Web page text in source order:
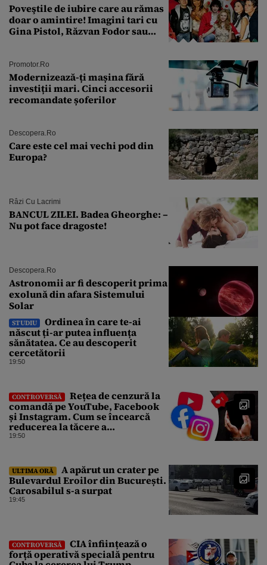
Poveştile de iubire care au rămas
doar o amintire! Imagini tari cu
Gina Pistol, Răzvan Fodor sau
Promotor.ro
Modernizează-ți mașina fără
investiții mari. Cinci accesorii
recomandate șoferilor
Descopera.ro
Care este cel mai vechi pod din
Europa?
Râzi Cu Lacrimi
BANCUL ZILEI. Badea Gheorghe: –
Nu pot face dragoste!
Descopera.ro
Astronomii ar fi descoperit prima
exolună din afara Sistemului
Solar
STUDIU
Ordinea în care te-ai
născut ți-ar putea influența
sănătatea. Ce au descoperit
cercetătorii
19:50
CONTROVERSĂ
Rețea de cenzură la
comandă pe YouTube, Facebook
și Instagram. Cum se încearcă
reducerea la tăcere a
investigațiilor de presă de pe
19:50
ULTIMA ORĂ
A apărut un crater pe
Bulevardul Eroilor din București.
Carosabilul s-a surpat
19:45
CONTROVERSĂ
CIA înființează o
forță operativă specială pentru